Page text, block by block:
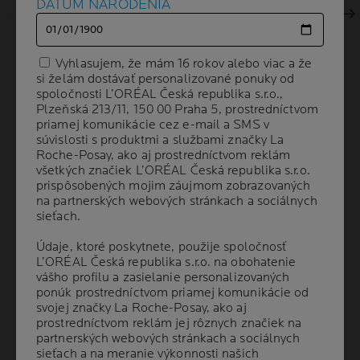
Ďalší panel
OBJEM Volume
12 g
ODPORÚČANÉ
DERMATOLÓGMI
Zmatňuje pokožku pre ultrajasný vzhľad po
líčení.
DÁTUM NARODENIA
Vyhlasujem, že mám 16 rokov alebo viac a že
si želám dostávať personalizované ponuky od
spoločnosti L’ORÉAL Česká republika s.r.o.,
Plzeňská 213/11, 150 00 Praha 5, prostredníctvom
priamej komunikácie cez e-mail a SMS v
súvislosti s produktmi a službami značky La
Roche-Posay, ako aj prostredníctvom reklám
všetkých značiek L’ORÉAL Česká republika s.r.o.
prispôsobených mojim záujmom zobrazovaných
na partnerských webových stránkach a sociálnych
sieťach.
Údaje, ktoré poskytnete, použije spoločnosť
L’ORÉAL Česká republika s.r.o. na obohatenie
vášho profilu a zasielanie personalizovaných
ponúk prostredníctvom priamej komunikácie od
svojej značky La Roche-Posay, ako aj
prostredníctvom reklám jej rôznych značiek na
partnerských webových stránkach a sociálnych
sieťach a na meranie výkonnosti našich
DÁTUM NARODENIA
Vyhlasujem, že mám 16 rokov alebo viac a že
si želám dostávať personalizované ponuky od
spoločnosti L’ORÉAL Česká republika s.r.o.,
Plzeňská 213/11, 150 00 Praha 5, prostredníctvom
priamej komunikácie cez e-mail a SMS v
súvislosti s produktmi a službami značky La
Roche-Posay, ako aj prostredníctvom reklám
všetkých značiek L’ORÉAL Česká republika s.r.o.
prispôsobených mojim záujmom zobrazovaných
na partnerských webových stránkach a sociálnych
sieťach.
Údaje, ktoré poskytnete, použije spoločnosť
L’ORÉAL Česká republika s.r.o. na obohatenie
vášho profilu a zasielanie personalizovaných
ponúk prostredníctvom priamej komunikácie od
svojej značky La Roche-Posay, ako aj
prostredníctvom reklám jej rôznych značiek na
partnerských webových stránkach a sociálnych
sieťach a na meranie výkonnosti našich